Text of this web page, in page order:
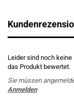
Leider sind noch keine
das Produkt bewertet.
Sie müssen
Anmelden